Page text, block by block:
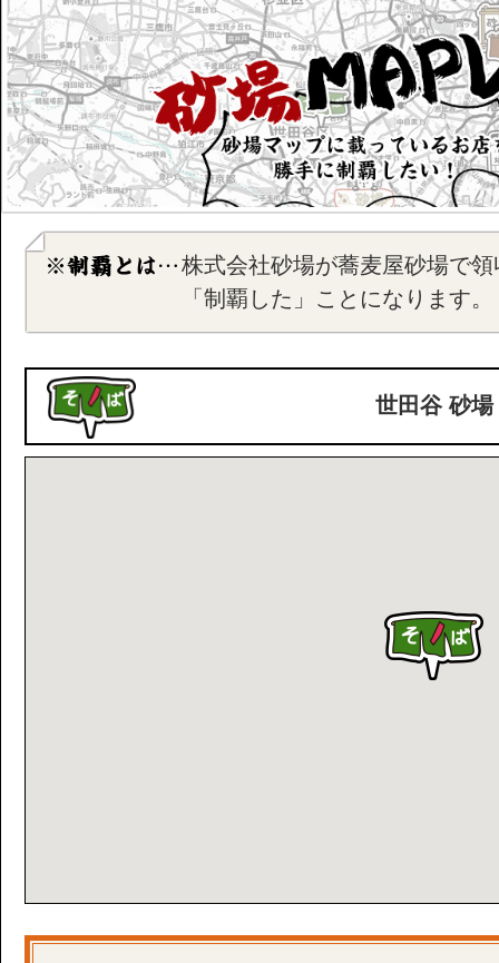
株式会社砂場が蕎麦屋砂場で
「制覇した」ことになります。
世田谷 砂場